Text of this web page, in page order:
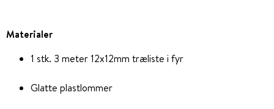
Materialer
1 stk. 3 meter 12x12mm træliste i fyr
Glatte plastlommer